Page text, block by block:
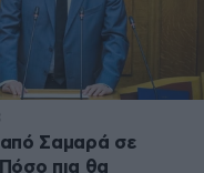
Σαμαρά σε
πια θα